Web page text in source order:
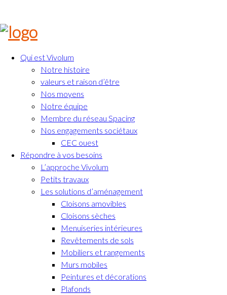
Qui est Vivolum
Notre histoire
valeurs et raison d’être
Nos moyens
Notre équipe
Membre du réseau Spacing
Nos engagements sociétaux
CEC ouest
Répondre à vos besoins
L’approche Vivolum
Petits travaux
Les solutions d’aménagement
Cloisons amovibles
Cloisons sèches
Menuiseries intérieures
Revêtements de sols
Mobiliers et rangements
Murs mobiles
Peintures et décorations
Plafonds